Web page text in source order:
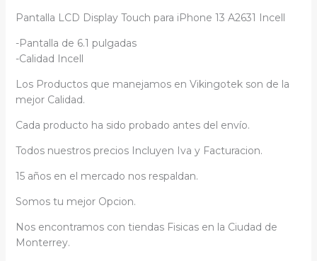
Pantalla LCD Display Touch para iPhone 13 A2631 Incell
-Pantalla de 6.1 pulgadas
-Calidad Incell
Los Productos que manejamos en Vikingotek son de la
mejor Calidad.
Cada producto ha sido probado antes del envío.
Todos nuestros precios Incluyen Iva y Facturacion.
15 años en el mercado nos respaldan.
Somos tu mejor Opcion.
Nos encontramos con tiendas Fisicas en la Ciudad de
Monterrey.